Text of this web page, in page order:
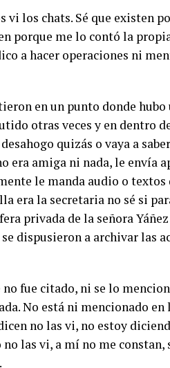
los chats. Sé que existen
porque me lo contó la
a hacer operaciones ni
en un punto donde
otras veces y en dentro
quizás o vaya a
era amiga ni nada, le envía
le manda audio o
era la secretaria no sé si
privada de la señora
dispusieron a archivar las
fue citado, ni se lo
No está ni mencionado en
no las vi, no estoy
las vi, a mí no me constan,